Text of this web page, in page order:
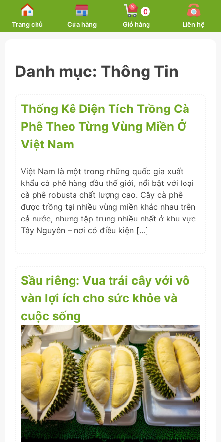
content
Trang chủ Cửa hàng
0
Giỏ hàng Liên hệ
Danh mục: Thông Tin
Thống Kê Diện Tích Trồng Cà
Phê Theo Từng Vùng Miền Ở
Việt Nam
Việt Nam là một trong những quốc gia xuất
khẩu cà phê hàng đầu thế giới, nổi bật với loại
cà phê robusta chất lượng cao. Cây cà phê
được trồng tại nhiều vùng miền khác nhau trên
cả nước, nhưng tập trung nhiều nhất ở khu vực
Tây Nguyên – nơi có điều kiện […]
Sầu riêng: Vua trái cây với vô
vàn lợi ích cho sức khỏe và
cuộc sống